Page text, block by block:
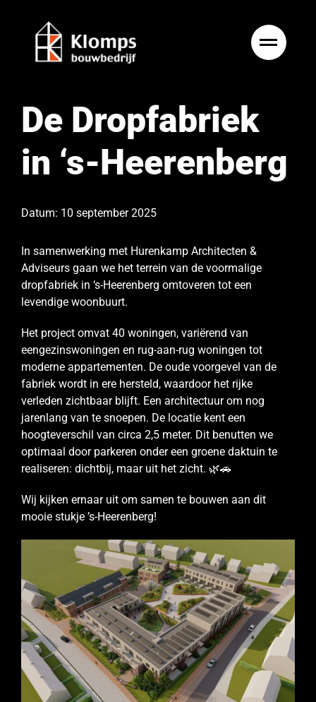
De Dropfabriek
in ‘s-Heerenberg
Datum: 10 september 2025
In samenwerking met Hurenkamp Architecten &
Adviseurs gaan we het terrein van de voormalige
dropfabriek in ‘s-Heerenberg omtoveren tot een
levendige woonbuurt.
Het project omvat 40 woningen, variërend van
eengezinswoningen en rug-aan-rug woningen tot
moderne appartementen. De oude voorgevel van de
fabriek wordt in ere hersteld, waardoor het rijke
verleden zichtbaar blijft. Een architectuur om nog
jarenlang van te snoepen. De locatie kent een
hoogteverschil van circa 2,5 meter. Dit benutten we
optimaal door parkeren onder een groene daktuin te
realiseren: dichtbij, maar uit het zicht. 🌿🚗
Wij kijken ernaar uit om samen te bouwen aan dit
mooie stukje ’s-Heerenberg!